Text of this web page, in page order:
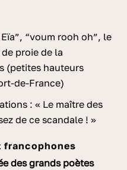
“voum rooh oh”, le
proie de la
(petites hauteurs
de-France)
: « Le maître des
de ce scandale ! »
francophones
des grands poètes